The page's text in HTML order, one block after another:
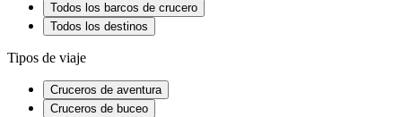
Todos los barcos de crucero
Todos los destinos
Tipos de viaje
Cruceros de aventura
Cruceros de buceo